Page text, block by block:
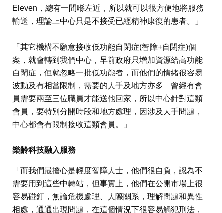
Eleven，總有一間喺左近，所以就可以很方便地將服務
輸送，理論上中心只是不接受已經精神康復的患者。」
「其它機構不願意接收低功能自閉症(智障+自閉症)個
案，就會轉到我們中心，早前政府只增加資源給高功能
自閉症，但就忽略一批低功能者，而他們的情緒很容易
波動及有相當限制，需要的人手及地方亦多，曾經有會
員需要兩至三位職員才能送他回家，所以中心針對這類
會員，要特別分開時段和地方處理，因涉及人手問題，
中心都會有限制接收這類會員。」
樂齡科技融入服務
「而我們最擔心是輕度智障人士，他們很自負，認為不
需要用到這些中轉站，但事實上，他們在公開市場上很
容易碰釘，無論危機處理、人際關系，理解問題和異性
相處，通通出現問題，在這個情況下很容易觸犯刑法，